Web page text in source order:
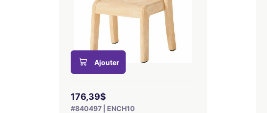
Ajouter
176,39$
#840497 | ENCH10